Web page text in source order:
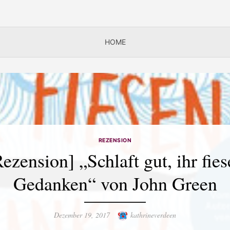
HOME
REZENSION
„Schlaft gut, ihr
Gedanken“ von John Green
Posted
Dezember 19, 2017 Author
kathrineverdeen